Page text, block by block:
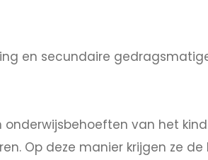
en secundaire
van het
Op deze manier krijgen ze